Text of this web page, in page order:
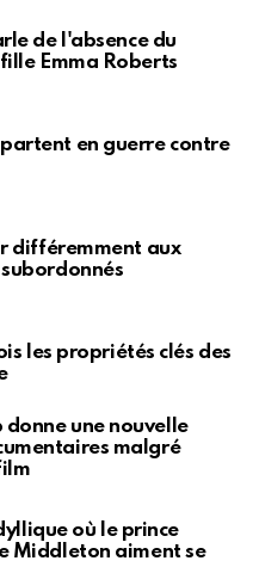
de l'absence du
Emma Roberts
en guerre contre
différemment aux
les propriétés clés des
donne une nouvelle
malgré
où le prince
Middleton aiment se